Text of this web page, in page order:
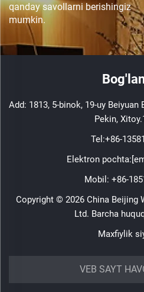
qanday savollarni berishingiz
mumkin.
Add: 1813, 5-binok, 19-uy Beiyuan
Pekin,
Tel:+86-
Elektron pochta:
Mobil: +86-
Copyright © 2026 China Beijing
Ltd. Barcha
Maxfiylik
VEB SAYT